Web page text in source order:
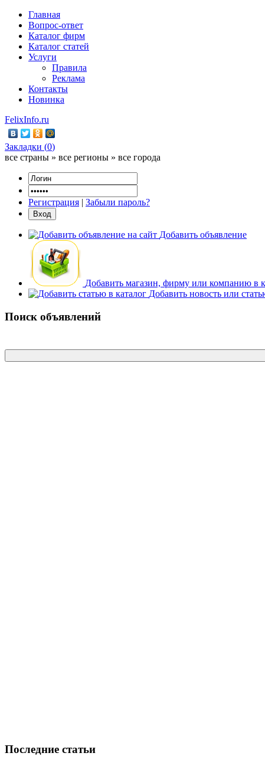
Главная
Вопрос-ответ
Каталог фирм
Каталог статей
Услуги
Правила
Реклама
Контакты
Новинка
FelixInfo.ru
Закладки (0)
все страны » все регионы » все города
Регистрация | Забыли пароль?
Добавить объявление
Добавить магазин, фирму или компанию в
Добавить новость или
Поиск объявлений
Последние статьи